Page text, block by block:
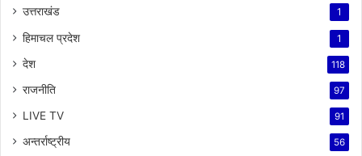
उत्तराखंड 1
हिमाचल प्रदेश 1
देश 118
राजनीति 97
LIVE TV 91
अन्तर्राष्ट्रीय 56